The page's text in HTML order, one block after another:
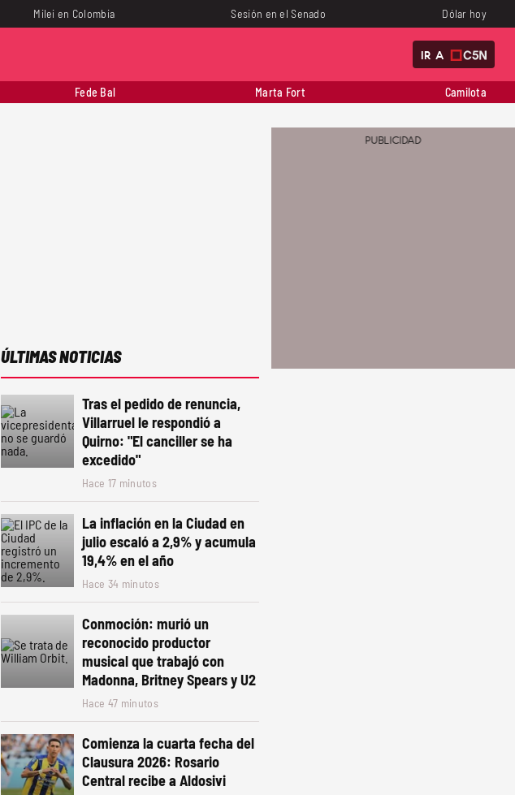
Milei en Colombia Sesión en el Senado Dólar hoy
IR A
Fede Bal Marta Fort Camilota
ÚLTIMAS NOTICIAS
Tras el pedido de renuncia,
Villarruel le respondió a
Quirno: "El canciller se ha
excedido"
Hace 17 minutos
La inflación en la Ciudad en
julio escaló a 2,9% y acumula
19,4% en el año
Hace 34 minutos
Conmoción: murió un
reconocido productor
musical que trabajó con
Madonna, Britney Spears y U2
Hace 47 minutos
Comienza la cuarta fecha del
Clausura 2026: Rosario
Central recibe a Aldosivi